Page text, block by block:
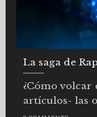
La saga de
¿Cómo
artículos- las